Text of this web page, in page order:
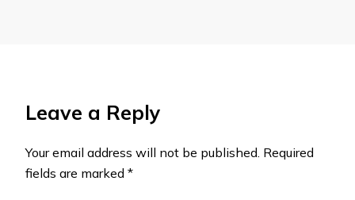
Leave a Reply
Your email address will not be published. Required
fields are marked *